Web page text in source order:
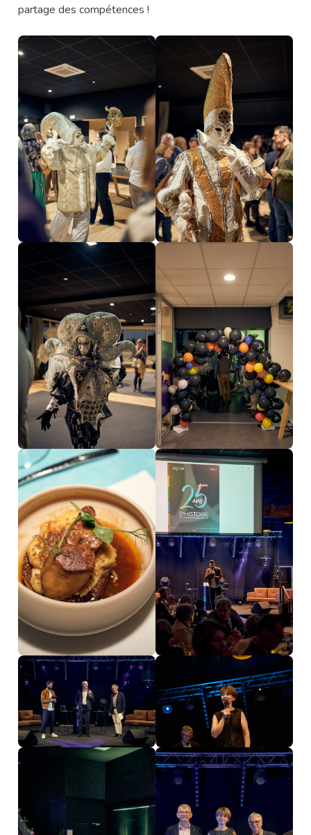
partage des compétences !